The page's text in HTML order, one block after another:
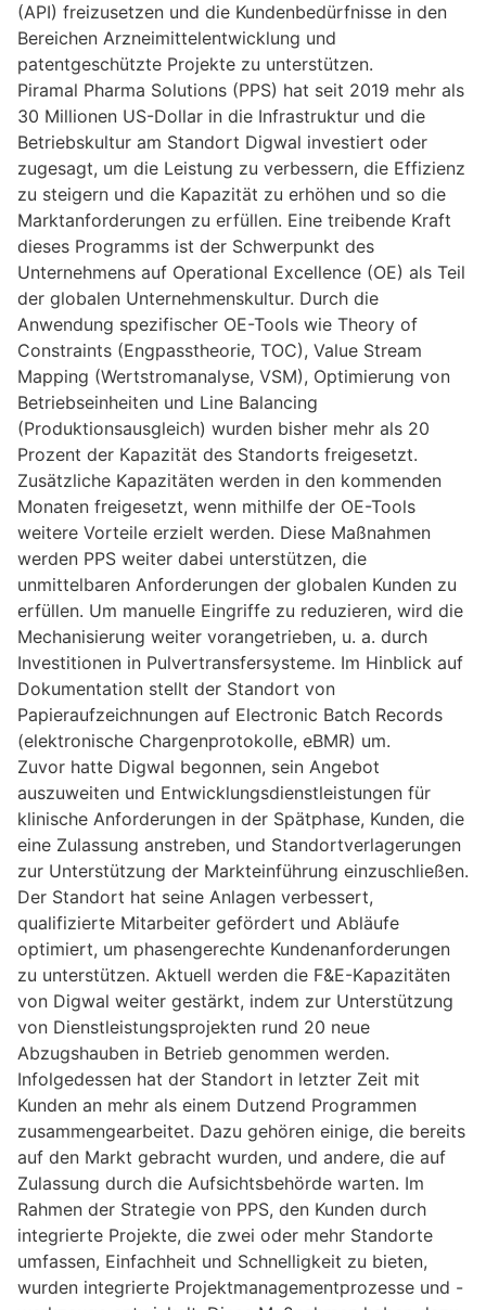
(API) freizusetzen und die Kundenbedürfnisse in den
Bereichen Arzneimittelentwicklung und
patentgeschützte Projekte zu unterstützen.
Piramal Pharma Solutions (PPS) hat seit 2019 mehr als
30 Millionen US-Dollar in die Infrastruktur und die
Betriebskultur am Standort Digwal investiert oder
zugesagt, um die Leistung zu verbessern, die Effizienz
zu steigern und die Kapazität zu erhöhen und so die
Marktanforderungen zu erfüllen. Eine treibende Kraft
dieses Programms ist der Schwerpunkt des
Unternehmens auf Operational Excellence (OE) als Teil
der globalen Unternehmenskultur. Durch die
Anwendung spezifischer OE-Tools wie Theory of
Constraints (Engpasstheorie, TOC), Value Stream
Mapping (Wertstromanalyse, VSM), Optimierung von
Betriebseinheiten und Line Balancing
(Produktionsausgleich) wurden bisher mehr als 20
Prozent der Kapazität des Standorts freigesetzt.
Zusätzliche Kapazitäten werden in den kommenden
Monaten freigesetzt, wenn mithilfe der OE-Tools
weitere Vorteile erzielt werden. Diese Maßnahmen
werden PPS weiter dabei unterstützen, die
unmittelbaren Anforderungen der globalen Kunden zu
erfüllen. Um manuelle Eingriffe zu reduzieren, wird die
Mechanisierung weiter vorangetrieben, u. a. durch
Investitionen in Pulvertransfersysteme. Im Hinblick auf
Dokumentation stellt der Standort von
Papieraufzeichnungen auf Electronic Batch Records
(elektronische Chargenprotokolle, eBMR) um.
Zuvor hatte Digwal begonnen, sein Angebot
auszuweiten und Entwicklungsdienstleistungen für
klinische Anforderungen in der Spätphase, Kunden, die
eine Zulassung anstreben, und Standortverlagerungen
zur Unterstützung der Markteinführung einzuschließen.
Der Standort hat seine Anlagen verbessert,
qualifizierte Mitarbeiter gefördert und Abläufe
optimiert, um phasengerechte Kundenanforderungen
zu unterstützen. Aktuell werden die F&E-Kapazitäten
von Digwal weiter gestärkt, indem zur Unterstützung
von Dienstleistungsprojekten rund 20 neue
Abzugshauben in Betrieb genommen werden.
Infolgedessen hat der Standort in letzter Zeit mit
Kunden an mehr als einem Dutzend Programmen
zusammengearbeitet. Dazu gehören einige, die bereits
auf den Markt gebracht wurden, und andere, die auf
Zulassung durch die Aufsichtsbehörde warten. Im
Rahmen der Strategie von PPS, den Kunden durch
integrierte Projekte, die zwei oder mehr Standorte
umfassen, Einfachheit und Schnelligkeit zu bieten,
wurden integrierte Projektmanagementprozesse und -